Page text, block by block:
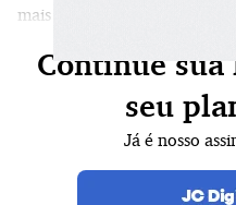
mais rápidas para uma crise
Continue
seu
Já é nosso